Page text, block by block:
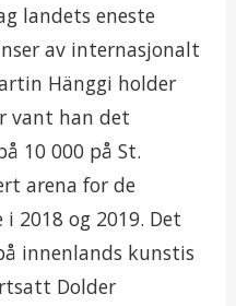
landets eneste
av internasjonalt
Hänggi holder
vant han det
10 000 på St.
arena for de
2018 og 2019. Det
innenlands kunstis
Dolder